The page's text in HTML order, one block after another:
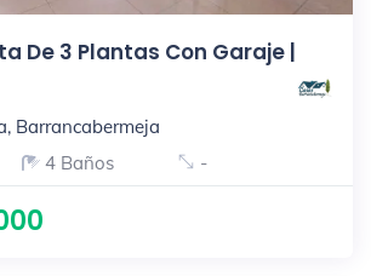
De 3 Plantas Con Garaje |
Barrancabermeja
4 Baños -